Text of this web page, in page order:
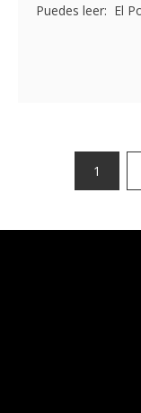
Puedes leer: El
entradas
1